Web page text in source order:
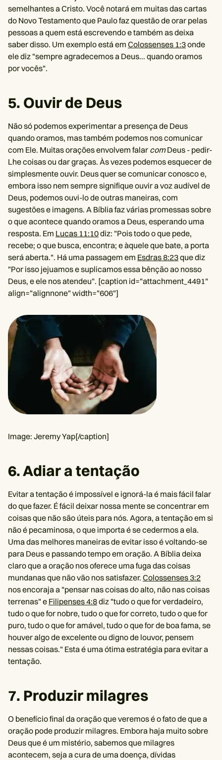
semelhantes a Cristo. Você notará em muitas das cartas
do Novo Testamento que Paulo faz questão de orar pelas
pessoas a quem está escrevendo e também as deixa
saber disso. Um exemplo está em Colossenses 1:3onde
ele diz "sempre agradecemos a Deus... quando oramos
por vocês".
5. Ouvir de Deus
Não só podemos experimentar a presença de Deus
quando oramos, mas também podemos nos comunicar
com Ele. Muitas orações envolvem falar comDeus - pedir-
Lhe coisas ou dar graças. Às vezes podemos esquecer de
simplesmente ouvir. Deus quer se comunicar conosco e,
embora isso nem sempre signifique ouvir a voz audível de
Deus, podemos ouvi-lo de outras maneiras, com
sugestões e imagens. A Bíblia faz várias promessas sobre
o que acontece quando oramos a Deus, esperando uma
resposta. Em Lucas 11:10diz: "Pois todo o que pede,
recebe; o que busca, encontra; e àquele que bate, a porta
será aberta.". Há uma passagem em Esdras 8:23que diz
"Por isso jejuamos e suplicamos essa bênção ao nosso
Deus, e ele nos atendeu". [caption id="attachment_4491"
align="alignnone" width="606"]
Image: Jeremy Yap[/caption]
6. Adiar a tentação
Evitar a tentação é impossível e ignorá-la é mais fácil falar
do que fazer. É fácil deixar nossa mente se concentrar em
coisas que não são úteis para nós. Agora, a tentação em si
não é pecaminosa, o que importa é se cedermos a ela.
Uma das melhores maneiras de evitar isso é voltando-se
para Deus e passando tempo em oração. A Bíblia deixa
claro que a oração nos oferece uma fuga das coisas
mundanas que não vão nos satisfazer. Colossenses 3:2
nos encoraja a "pensar nas coisas do alto, não nas coisas
terrenas" e Filipenses 4:8diz "tudo o que for verdadeiro,
tudo o que for nobre, tudo o que for correto, tudo o que for
puro, tudo o que for amável, tudo o que for de boa fama, se
houver algo de excelente ou digno de louvor, pensem
nessas coisas." Esta é uma ótima estratégia para evitar a
tentação.
7. Produzir milagres
O benefício final da oração que veremos é o fato de que a
oração pode produzir milagres. Embora haja muito sobre
Deus que é um mistério, sabemos que milagres
acontecem, seja a cura de uma doença, dívidas